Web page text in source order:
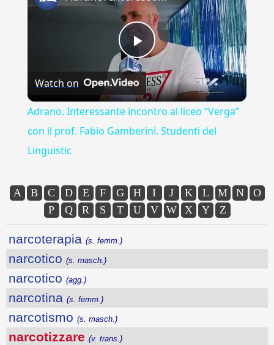
Play
Video
Watch on
Adrano. Interessante incontro al liceo “Verga”
con il prof. Fabio Gamberini. Studenti del
Linguistic
A B C D E F G H I J K L M N
O
P
Q R S T U V W X Y Z
narcoterapia (s. femm.)
narcotico (s. masch.)
narcotico (agg.)
narcotina (s. femm.)
narcotismo (s. masch.)
narcotizzare (v. trans.)